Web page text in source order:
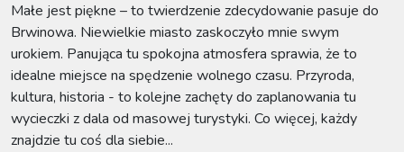
Małe jest piękne – to twierdzenie zdecydowanie pasuje do
Brwinowa. Niewielkie miasto zaskoczyło mnie swym
urokiem. Panująca tu spokojna atmosfera sprawia, że to
idealne miejsce na spędzenie wolnego czasu. Przyroda,
kultura, historia - to kolejne zachęty do zaplanowania tu
wycieczki z dala od masowej turystyki. Co więcej, każdy
znajdzie tu coś dla siebie...